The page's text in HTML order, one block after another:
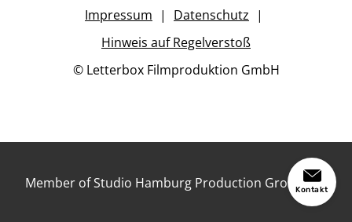
Impressum
Datenschutz
Hinweis auf Regelverstoß
© Letterbox Filmproduktion GmbH
Member of Studio Hamburg Production GroupKontakt